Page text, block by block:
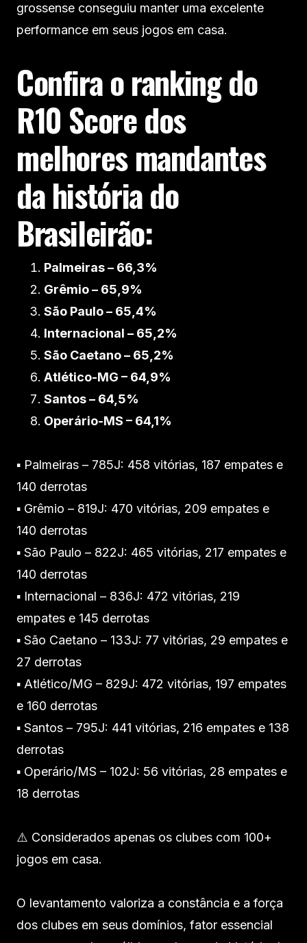
grossense conseguiu manter uma excelente
performance em seus jogos em casa.
Confira o ranking do
R10 Score dos
melhores mandantes
da história do
Brasileirão:
Palmeiras – 66,3%
Grêmio – 65,9%
São Paulo – 65,4%
Internacional – 65,2%
São Caetano – 65,2%
Atlético-MG – 64,9%
Santos – 64,5%
Operário-MS – 64,1%
▪️ Palmeiras – 785J: 458 vitórias, 187 empates e
140 derrotas
▪️ Grêmio – 819J: 470 vitórias, 209 empates e
140 derrotas
▪️ São Paulo – 822J: 465 vitórias, 217 empates e
140 derrotas
▪️ Internacional – 836J: 472 vitórias, 219
empates e 145 derrotas
▪️ São Caetano – 133J: 77 vitórias, 29 empates e
27 derrotas
▪️ Atlético/MG – 829J: 472 vitórias, 197 empates
e 160 derrotas
▪️ Santos – 795J: 441 vitórias, 216 empates e 138
derrotas
▪️ Operário/MS – 102J: 56 vitórias, 28 empates e
18 derrotas
⚠️ Considerados apenas os clubes com 100+
jogos em casa.
O levantamento valoriza a constância e a força
dos clubes em seus domínios, fator essencial